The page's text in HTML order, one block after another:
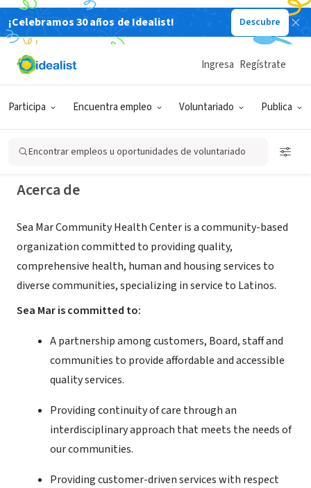
¡Celebramos 30 años de Idealist! Descubre
Participa Encuentra empleo Voluntariado Publica
Ingresa Regístrate
Encontrar empleos u oportunidades de voluntariado
ORGANIZACIÓN SIN FIN DE LUCRO
Sea Mar Community Health
Centers
Seattle, WA www.seamarchc.org
Acerca de
Sea Mar Community Health Center is a community-based
organization committed to providing quality,
comprehensive health, human and housing services to
diverse communities, specializing in service to Latinos.
Sea Mar is committed to:
A partnership among customers, Board, staff and
communities to provide affordable and accessible
quality services.
Providing continuity of care through an
interdisciplinary approach that meets the needs of
our communities.
Providing customer-driven services with respect